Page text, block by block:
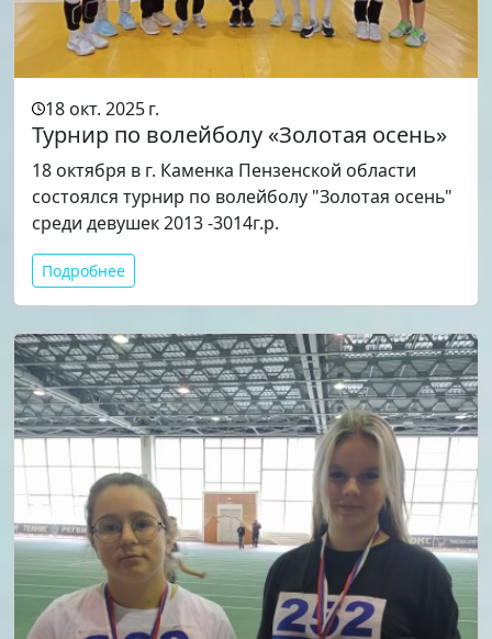
18 окт. 2025 г.
Турнир по волейболу «Золотая осень»
18 октября в г. Каменка Пензенской области
состоялся турнир по волейболу "Золотая осень"
среди девушек 2013 -3014г.р.
Подробнее